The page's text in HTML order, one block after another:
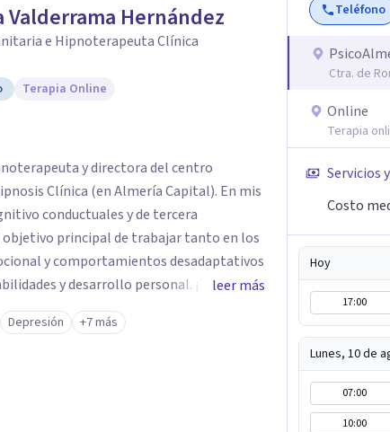
Valderrama Hernández
e Hipnoterapeuta Clínica
Terapia Online
y directora del centro
Clínica (en Almería Capital). En mis
conductuales y de tercera
principal de trabajar tanto en los
y comportamientos desadaptativos
y desarrollo personal. ¡Tus
principal es que
siendo consciente de que cada
leer más
Depresión +7 más
Teléfono
Ctra. de
Online
Terapia
Servicios
Costo
Hoy
17:00
Lunes, 10 de
07:00
10:00